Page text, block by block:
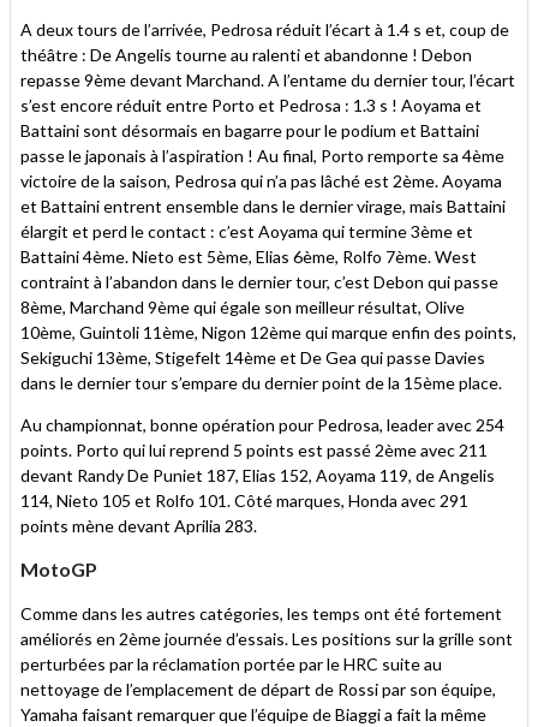
A deux tours de l’arrivée, Pedrosa réduit l’écart à 1.4 s et, coup de
théâtre : De Angelis tourne au ralenti et abandonne ! Debon
repasse 9ème devant Marchand. A l’entame du dernier tour, l’écart
s’est encore réduit entre Porto et Pedrosa : 1.3 s ! Aoyama et
Battaini sont désormais en bagarre pour le podium et Battaini
passe le japonais à l’aspiration ! Au final, Porto remporte sa 4ème
victoire de la saison, Pedrosa qui n’a pas lâché est 2ème. Aoyama
et Battaini entrent ensemble dans le dernier virage, mais Battaini
élargit et perd le contact : c’est Aoyama qui termine 3ème et
Battaini 4ème. Nieto est 5ème, Elias 6ème, Rolfo 7ème. West
contraint à l’abandon dans le dernier tour, c’est Debon qui passe
8ème, Marchand 9ème qui égale son meilleur résultat, Olive
10ème, Guintoli 11ème, Nigon 12ème qui marque enfin des points,
Sekiguchi 13ème, Stigefelt 14ème et De Gea qui passe Davies
dans le dernier tour s’empare du dernier point de la 15ème place.
Au championnat, bonne opération pour Pedrosa, leader avec 254
points. Porto qui lui reprend 5 points est passé 2ème avec 211
devant Randy De Puniet 187, Elias 152, Aoyama 119, de Angelis
114, Nieto 105 et Rolfo 101. Côté marques, Honda avec 291
points mène devant Aprilia 283.
MotoGP
Comme dans les autres catégories, les temps ont été fortement
améliorés en 2ème journée d’essais. Les positions sur la grille sont
perturbées par la réclamation portée par le HRC suite au
nettoyage de l’emplacement de départ de Rossi par son équipe,
Yamaha faisant remarquer que l’équipe de Biaggi a fait la même